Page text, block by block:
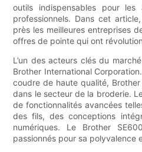
outils indispensables pour
professionnels. Dans cet
près les meilleures entreprises
offres de pointe qui ont
L’un des acteurs clés du
Brother International
coudre de haute qualité,
dans le secteur de la broderie.
de fonctionnalités avancées
des fils, des conceptions
numériques. Le Brother
passionnés pour sa polyvalence